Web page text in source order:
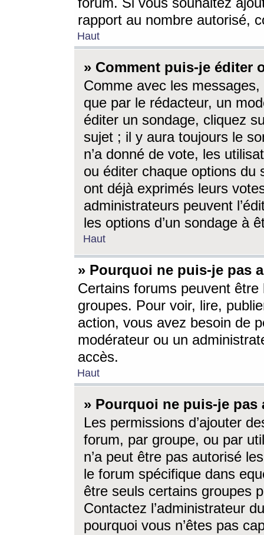
rapport au nombre autorisé,
Haut
» Comment puis-je éditer
Comme avec les
que par le rédacteur, un
éditer un sondage, cliquez
sujet ; il y aura toujours le
n’a donné de vote, les
ou éditer chaque options du
ont déjà exprimés leurs
administrateurs peuvent
les options d’un sondage à
Haut
» Pourquoi ne puis-je pas
Certains forums peuvent être
groupes. Pour voir, lire,
action, vous avez besoin de
modérateur ou un
accès.
Haut
» Pourquoi ne puis-je
Les permissions d’ajouter
forum, par groupe, ou par
n’a peut être pas autorisé
le forum spécifique dans
être seuls certains groupes
Contactez l’administrateur
pourquoi vous n’êtes pas